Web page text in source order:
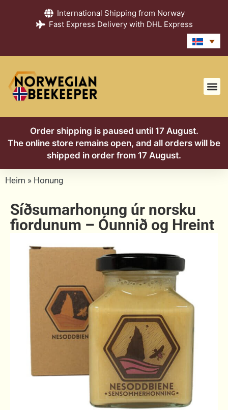
International Shipping from Norway
Fast Express Delivery with DHL Express
Order shipping is paused until 17 August.
The online store remains open, and all orders will be
shipped in order from 17 August.
Heim » Honung
Síðsumarhonung úr norsku
fiordunum – Óunnið og Hreint